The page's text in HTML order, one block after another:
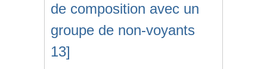
de composition avec un
groupe de non-voyants
13]